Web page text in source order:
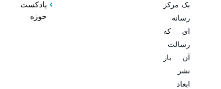
یک مرکز
رسانه
ای که
رسالت
آن باز
نشر
ابعاد
پادکست
حوزه